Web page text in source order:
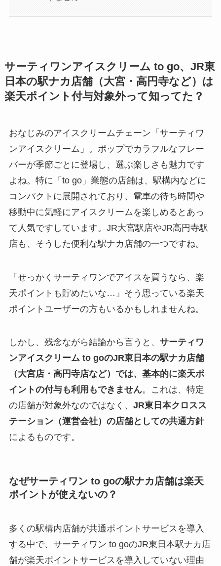
サーティワンアイスクリーム to go、JR東
日本の駅ナカ店舗（大宮・高円寺など）は
楽天ポイント付与対象外って知ってた？
おなじみのアイスクリームチェーン「サーティワ
ンアイスクリーム」。ポップでカラフルなフレー
バーが季節ごとに登場し、選ぶ楽しさも魅力です
よね。特に「to go」業態の店舗は、駅構内などに
コンパクトに展開されており、電車の待ち時間や
移動中に気軽にアイスクリームを楽しめるとあっ
て人気ですしています。JR大宮駅店やJR高円寺駅
店も、そうした便利な駅ナカ店舗の一つですね。
「せっかくサーティワンでアイスを買うなら、楽
天ポイントも貯めたいな…」そう思っている楽天
ポイントユーザーの方もいるかもしれませんね。
しかし、残念ながら結論から言うと、 サーティワ
ンアイスクリーム to goのJR東日本の駅ナカ店舗
（大宮店・高円寺店など）では、基本的に楽天ポ
イントの付与も利用もできません。これは、特定
の店舗が対象外なのではなく、 JR東日本クロスス
テーション（運営会社）の店舗としての共通方針
によるものです。
なぜサーティワン to goの駅ナカ店舗は楽天
ポイントが使えないの？
多くの駅構内店舗が共通ポイントサービスを導入
する中で、サーティワン to goのJR東日本駅ナカ店
舗が楽天ポイントサービスを導入していない理由